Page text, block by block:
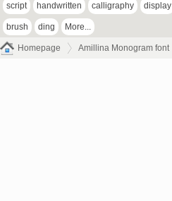
script handwritten calligraphy display
brush ding More...
Homepage Amillina Monogram font